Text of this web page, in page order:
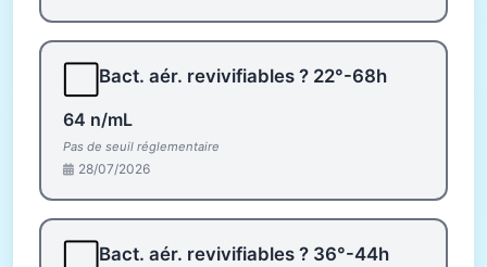
Bact. aér. revivifiables ? 22°-68h
64 n/mL
Pas de seuil réglementaire
28/07/2026
Bact. aér. revivifiables ? 36°-44h